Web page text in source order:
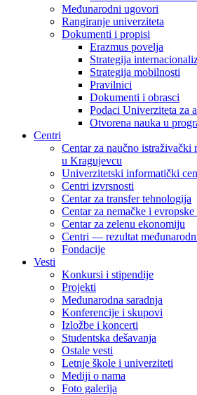
Međunarodni ugovori
Rangiranje univerziteta
Dokumenti i propisi
Erazmus povelja
Strategija
Strategija mobilnosti
Pravilnici
Dokumenti i obrasci
Podaci Univerziteta za
Otvorena nauka u
Centri
Centar za naučno
u Kragujevcu
Univerzitetski informatički
Centri izvrsnosti
Centar za transfer tehnologija
Centar za nemačke i
Centar za zelenu ekonomiju
Centri — rezultat
Fondacije
Vesti
Konkursi i stipendije
Projekti
Međunarodna saradnja
Konferencije i skupovi
Izložbe i koncerti
Studentska dešavanja
Ostale vesti
Letnje škole i univerziteti
Mediji o nama
Foto galerija